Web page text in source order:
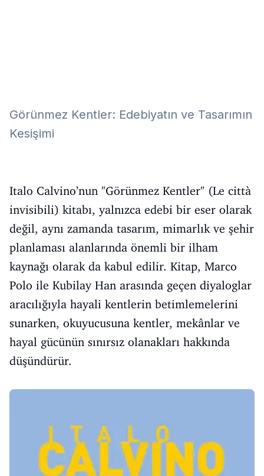
Görünmez Kentler: Edebiyatın ve Tasarımın
Kesişimi
Italo Calvino’nun "Görünmez Kentler" (Le città
invisibili) kitabı, yalnızca edebi bir eser olarak
değil, aynı zamanda tasarım, mimarlık ve şehir
planlaması alanlarında önemli bir ilham
kaynağı olarak da kabul edilir. Kitap, Marco
Polo ile Kubilay Han arasında geçen diyaloglar
aracılığıyla hayali kentlerin betimlemelerini
sunarken, okuyucusuna kentler, mekânlar ve
hayal gücünün sınırsız olanakları hakkında
düşündürür.